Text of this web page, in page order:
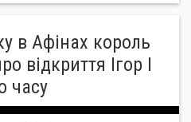
в Афінах король
відкриття Ігор I
часу